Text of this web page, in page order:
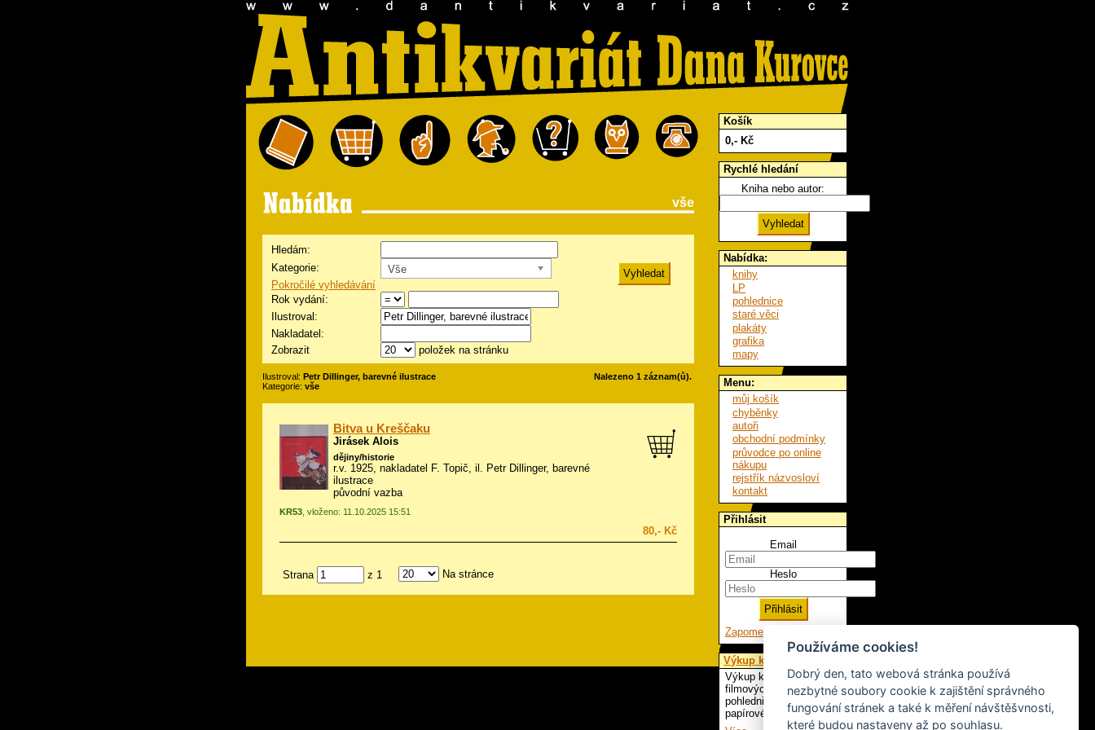
vše
Hledám:
Kategorie:
Vše
Pokročilé vyhledávání
Rok vydání:
Ilustroval:
Nakladatel:
Zobrazit
položek na stránku
Ilustroval: Petr Dillinger, barevné ilustrace
Kategorie: vše
Nalezeno 1 záznam(ů).
Bitva u Kreščaku
Jirásek Alois
dějiny/historie
r.v. 1925, nakladatel F. Topič, il. Petr Dillinger, barevné
ilustrace
původní vazba
KR53 , vloženo: 11.10.2025 15:51
80,- Kč
Strana z 1 Na stránce
Košík
0,- Kč
Rychlé hledání
Kniha nebo autor:
Nabídka:
knihy
LP
pohlednice
staré věci
plakáty
grafika
mapy
Menu:
můj košík
chyběnky
autoři
obchodní podmínky
průvodce po online
nákupu
rejstřík názvosloví
kontakt
Přihlásit
Email
Heslo
Zapomenuté heslo
Výkup knih
Výkup knih, LP,
filmových plakátů,
pohlednic a ostatního
papírového artiklu.
Používáme cookies!
Dobrý den, tato webová stránka používá
nezbytné soubory cookie k zajištění správného
fungování stránek a také k měření návštěšvnosti,
které budou nastaveny až po souhlasu.